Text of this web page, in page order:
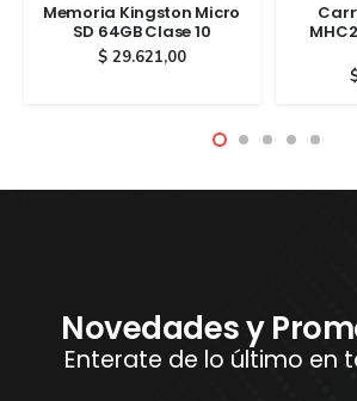
Memoria Kingston Micro
SD 64GB Clase 10
$29.621,00
Novedades y
Enterate de lo último en